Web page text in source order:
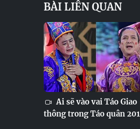
BÀI LIÊN QUAN
Ai sẽ vào vai Táo Giao
thông trong Táo quân